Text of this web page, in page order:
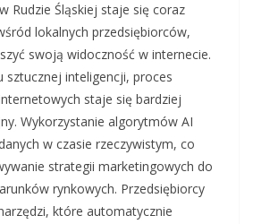
Rudzie Śląskiej staje się coraz
lokalnych przedsiębiorców,
swoją widoczność w internecie.
sztucznej inteligencji, proces
staje się bardziej
Wykorzystanie algorytmów AI
w czasie rzeczywistym, co
strategii marketingowych do
rynkowych. Przedsiębiorcy
które automatycznie